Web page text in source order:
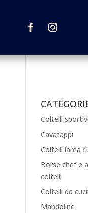
Coltelli
Cavatappi
Coltelli lama
Borse chef e
coltelli
Coltelli da
Mandoline